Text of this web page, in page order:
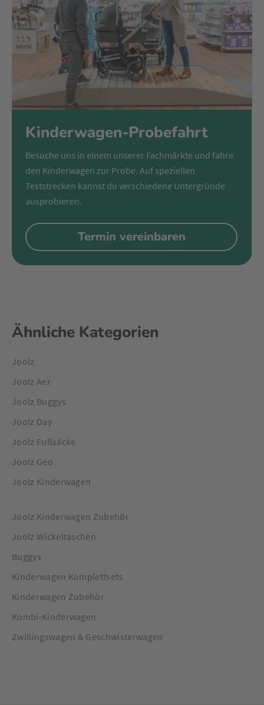
sehen sind. Die Wannenbelüftung sorgt zusätzlich dafür,
dass dein Baby unterwegs nach Lust und Laune die Welt
entdecken kann.
Als wäre das alles noch nicht genug, bietet Joolz eine
lebenslange Garantie auf den beliebten Day+ von Joolz -
smarter geht es nicht.
Kinderwagen-Probefahrt
Besuche uns in einem unserer Fachmärkte und fahre
den Kinderwagen zur Probe. Auf speziellen
Teststrecken kannst du verschiedene Untergründe
ausprobieren.
Termin vereinbaren
Ähnliche Kategorien
Joolz
Joolz Aer
Joolz Buggys
Joolz Day
Joolz Fußsäcke
Joolz Geo
Joolz Kinderwagen
Joolz Kinderwagen Zubehör
Joolz Wickeltaschen
Buggys
Kinderwagen Komplettsets
Kinderwagen Zubehör
Kombi-Kinderwagen
Zwillingswagen & Geschwisterwagen